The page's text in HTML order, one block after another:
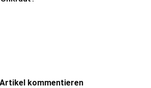
kommentieren